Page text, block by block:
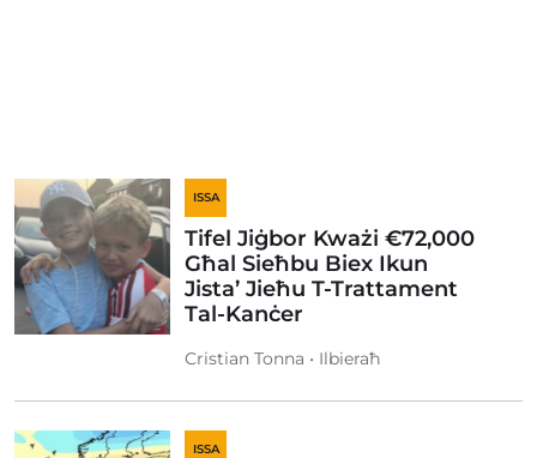
ISSA
Tifel Jiġbor Kważi €72,000
Għal Sieħbu Biex Ikun
Jista’ Jieħu T-Trattament
Tal-Kanċer
Cristian Tonna • Ilbieraħ
ISSA